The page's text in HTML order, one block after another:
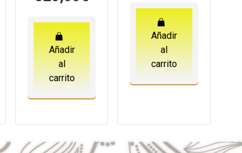
Añadir
al
carrito
Añadir
al
carrito